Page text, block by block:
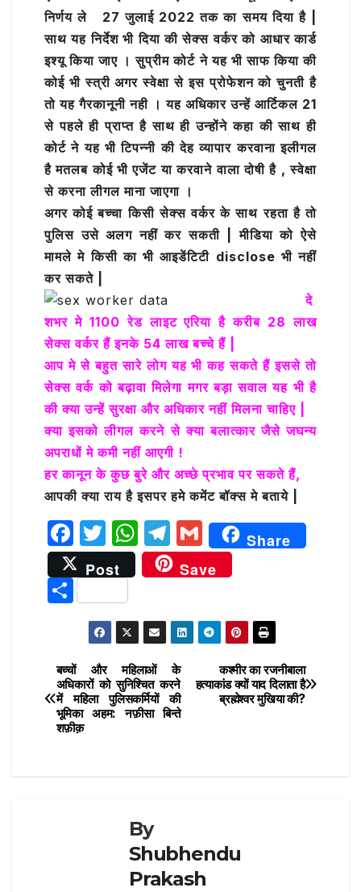
निर्णय ले 27 जुलाई 2022 तक का समय दिया है |
साथ यह निर्देश भी दिया की सेक्स वर्कर को आधार कार्ड
इश्यू किया जाए । सुप्रीम कोर्ट ने यह भी साफ किया की
कोई भी स्त्री अगर स्वेक्षा से इस प्रोफेशन को चुनती है
तो यह गैरकानूनी नही । यह अधिकार उन्हें आर्टिकल 21
से पहले ही प्राप्त है साथ ही उन्होंने कहा की साथ ही
कोर्ट ने यह भी टिपन्नी की देह व्यापार करवाना इलीगल
है मतलब कोई भी एजेंट या करवाने वाला दोषी है , स्वेक्षा
से करना लीगल माना जाएगा ।
अगर कोई बच्चा किसी सेक्स वर्कर के साथ रहता है तो
पुलिस उसे अलग नहीं कर सकती | मीडिया को ऐसे
मामले मे किसी का भी आइडेंटिटी disclose भी नहीं
कर सकते |
दे
शभर मे 1100 रेड लाइट एरिया है करीब 28 लाख
सेक्स वर्कर हैं इनके 54 लाख बच्चे हैं |
आप मे से बहुत सारे लोग यह भी कह सकते हैं इससे तो
सेक्स वर्क को बढ़ावा मिलेगा मगर बड़ा सवाल यह भी है
की क्या उन्हें सुरक्षा और अधिकार नहीं मिलना चाहिए |
क्या इसको लीगल करने से क्या बलात्कार जैसे जघन्य
अपराधों मे कमी नहीं आएगी !
हर कानून के कुछ बुरे और अच्छे प्रभाव पर सकते हैं,
आपकी क्या राय है इसपर हमे कमेंट बॉक्स मे बताये |
F
a
c
e
b
o
o
k
T
w
it
te
r
W
h
at
A
p
p
T
el
e
ra
m
G
m
ai
Share
Post
Save
S
h
ar
e
Post
navigation
कश्मीर का रजनीबाला
हत्याकांड क्यों याद दिलाता है
ब्रह्मेश्वर मुखिया की?
बच्चों और महिलाओं के
अधिकारों को सुनिश्चित करने
में महिला पुलिसकर्मियों की
भूमिका अहम: नफ़ीसा बिन्ते
शफ़ीक़
By
Shubhendu
Prakash